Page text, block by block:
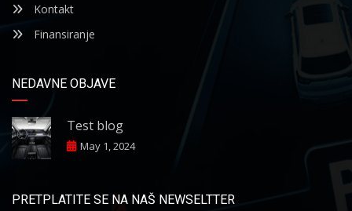
Kontakt
Finansiranje
NEDAVNE OBJAVE
Test blog
May 1, 2024
PRETPLATITE SE NA NAŠ NEWSELTTER